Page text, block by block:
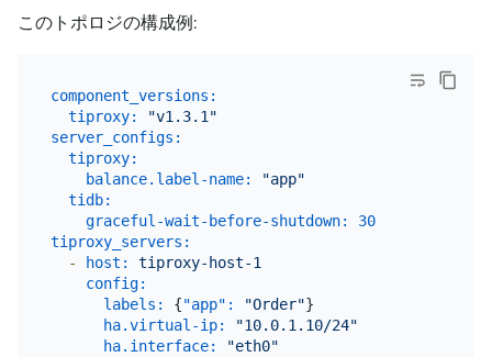
このトポロジの構成例:
component_versions:
tiproxy:
"v1.3.1"
server_configs:
tiproxy:
balance.label-name:
"app"
tidb:
graceful-wait-before-shutdown:
30
tiproxy_servers:
-
host:
tiproxy-host-1
config:
labels:
{"app": "Order"}
ha.virtual-ip:
"10.0.1.10/24"
ha.interface:
"eth0"